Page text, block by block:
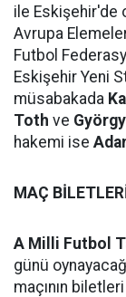
ile Eskişehir'de
Avrupa
Futbol
Eskişehir Yeni
müsabakada
Toth ve
hakemi ise
MAÇ
A Milli Futbol
günü
maçının